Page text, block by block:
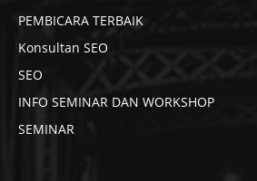
PEMBICARA TERBAIK
Konsultan SEO
SEO
INFO SEMINAR DAN WORKSHOP
SEMINAR